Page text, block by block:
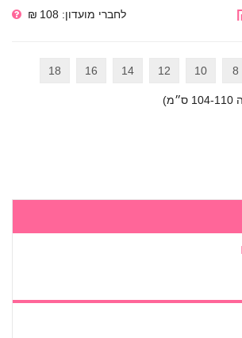
לחברי מועדון: 108 ₪
8
10
12
14
16
18